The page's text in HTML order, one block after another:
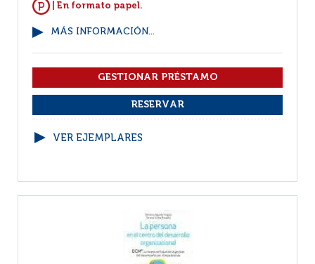
| En formato papel.
MÁS INFORMACIÓN...
VER EJEMPLARES